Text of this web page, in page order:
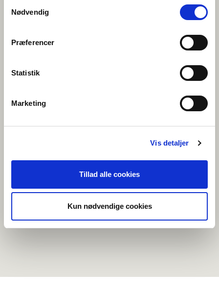
Nødvendig
Præferencer
Statistik
Marketing
Vis detaljer
Tillad alle cookies
Kun nødvendige cookies
1 dag
Uklassificeret (1)
Uklassificerede cookies er cookies, som vi er i færd med at
opbevaringstid
nordeniskol
en.org
Afventer